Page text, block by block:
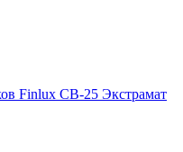
Finlux CВ-25 Экстрамат